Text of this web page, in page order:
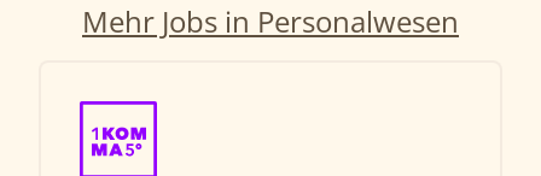
Mehr Jobs in Personalwesen